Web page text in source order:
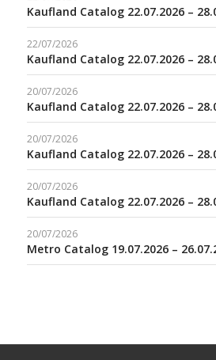
Kaufland Catalog 22.07.2026 –
22/07/2026
Kaufland Catalog 22.07.2026 –
20/07/2026
Kaufland Catalog 22.07.2026 –
20/07/2026
Kaufland Catalog 22.07.2026 –
20/07/2026
Kaufland Catalog 22.07.2026 –
20/07/2026
Metro Catalog 19.07.2026 –